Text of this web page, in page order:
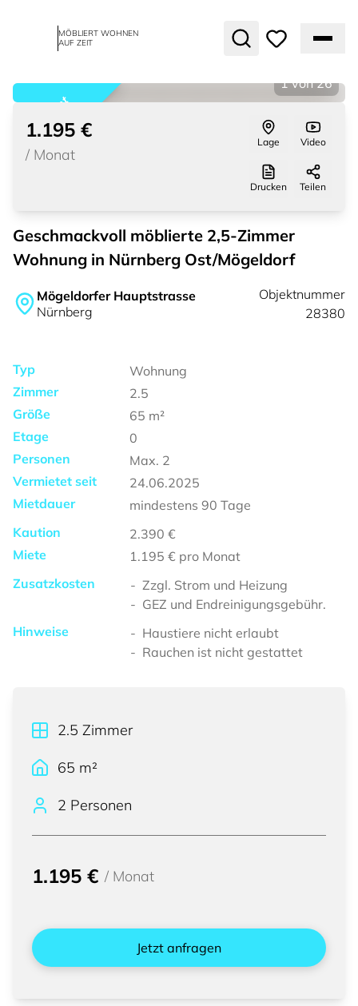
MÖBLIERT WOHNEN
AUF ZEIT
vermietet
1 von 26
1.195 €
/ Monat
Lage Video
Drucken Teilen
Geschmackvoll möblierte 2,5-Zimmer
Wohnung in Nürnberg Ost/Mögeldorf
Mögeldorfer Hauptstrasse
Nürnberg
Objektnummer
28380
Typ
Wohnung
Zimmer
2.5
Größe
65 m²
Etage
0
Personen
Max. 2
Vermietet seit
24.06.2025
Mietdauer
mindestens 90 Tage
Kaution
2.390 €
Miete
1.195 € pro Monat
Zusatzkosten
Zzgl. Strom und Heizung
GEZ und Endreinigungsgebühr.
Hinweise
Haustiere nicht erlaubt
Rauchen ist nicht gestattet
2.5 Zimmer
65 m²
2 Personen
1.195 € / Monat
Jetzt anfragen